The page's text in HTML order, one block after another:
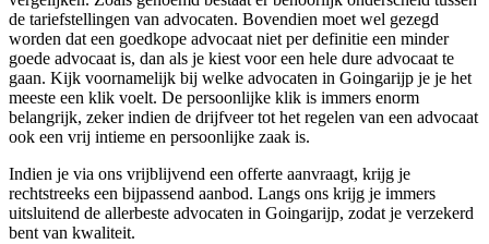
de tariefstellingen van advocaten. Bovendien moet wel gezegd
worden dat een goedkope advocaat niet per definitie een minder
goede advocaat is, dan als je kiest voor een hele dure advocaat te
gaan. Kijk voornamelijk bij welke advocaten in Goingarijp je je het
meeste een klik voelt. De persoonlijke klik is immers enorm
belangrijk, zeker indien de drijfveer tot het regelen van een advocaat
ook een vrij intieme en persoonlijke zaak is.
Indien je via ons vrijblijvend een offerte aanvraagt, krijg je
rechtstreeks een bijpassend aanbod. Langs ons krijg je immers
uitsluitend de allerbeste advocaten in Goingarijp, zodat je verzekerd
bent van kwaliteit.